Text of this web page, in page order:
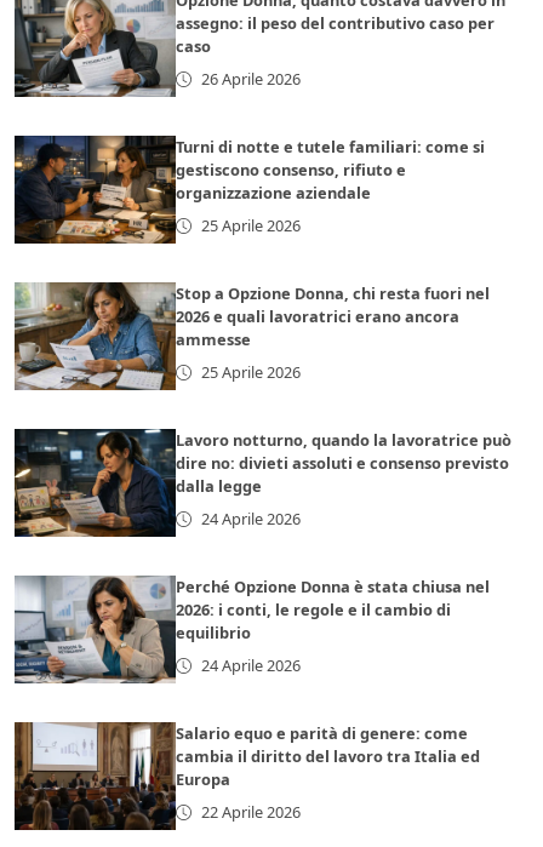
assegno: il peso del contributivo caso per
caso
26 Aprile 2026
Turni di notte e tutele familiari: come si
gestiscono consenso, rifiuto e
organizzazione aziendale
25 Aprile 2026
Stop a Opzione Donna, chi resta fuori nel
2026 e quali lavoratrici erano ancora
ammesse
25 Aprile 2026
Lavoro notturno, quando la lavoratrice può
dire no: divieti assoluti e consenso previsto
dalla legge
24 Aprile 2026
Perché Opzione Donna è stata chiusa nel
2026: i conti, le regole e il cambio di
equilibrio
24 Aprile 2026
Salario equo e parità di genere: come
cambia il diritto del lavoro tra Italia ed
Europa
22 Aprile 2026